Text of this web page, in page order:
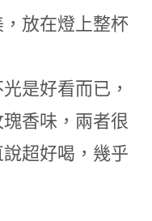
放在燈上整杯
是好看而已，
香味，兩者很
超好喝，幾乎